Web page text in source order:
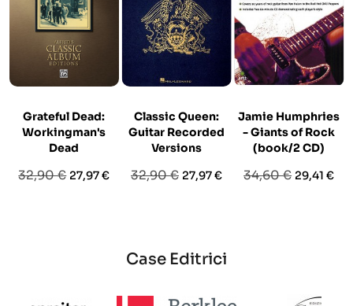
Grateful Dead:
Workingman's
Dead
Prezzo
32,90 € Prezzo
27,97 €
Classic Queen:
Guitar Recorded
Versions
Prezzo
32,90 € Prezzo
27,97 €
Jamie Humphries
- Giants of Rock
(book/2 CD)
Prezzo
34,60 € Prezzo
29,41 €
Case Editrici